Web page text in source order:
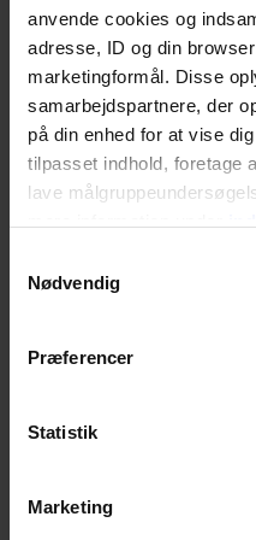
anvende cookies og
adresse, ID og din
marketingformål. Disse
samarbejdspartnere, der
på din enhed for at vise
tilpasset indhold, foretage
lave
tilbage eller ændre
"Cookiedeklaration", eller
at kunne levere og
Nødvendig
Præferencer
Statistik
Marketing
Manchester
Aguero
bilulykke
Premier League-
Amsterdam i Holland,
klub.